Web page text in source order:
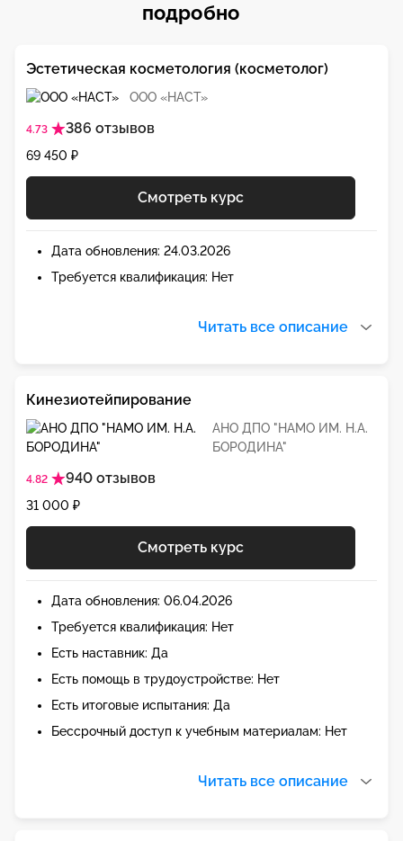
подробно
ООО «НАСТ»
4.73 386 отзывов
Эстетическая косметология (косметолог)
69 450 ₽
Смотреть курс
Дата обновления: 24.03.2026
Требуется квалификация: Нет
Читать все описание
АНО ДПО "НАМО ИМ. Н.А.
БОРОДИНА"
4.82 940 отзывов
Кинезиотейпирование
31 000 ₽
Смотреть курс
Дата обновления: 06.04.2026
Требуется квалификация: Нет
Есть наставник: Да
Есть помощь в трудоустройстве: Нет
Есть итоговые испытания: Да
Бессрочный доступ к учебным материалам: Нет
Читать все описание